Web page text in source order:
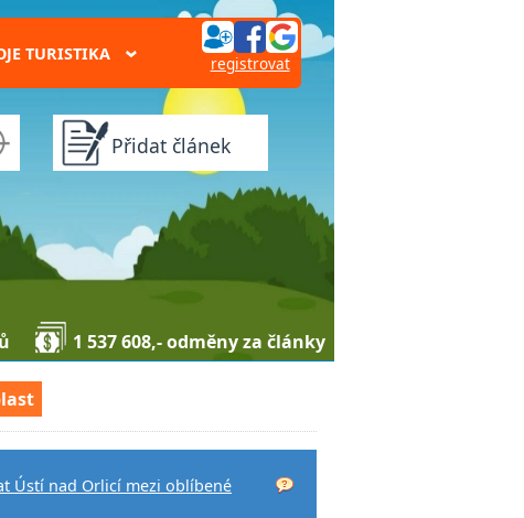
TURISTIKA › registrovat
Přidat článek
1 537 608,- odměny za články
Ústí nad Orlicí mezi oblíbené